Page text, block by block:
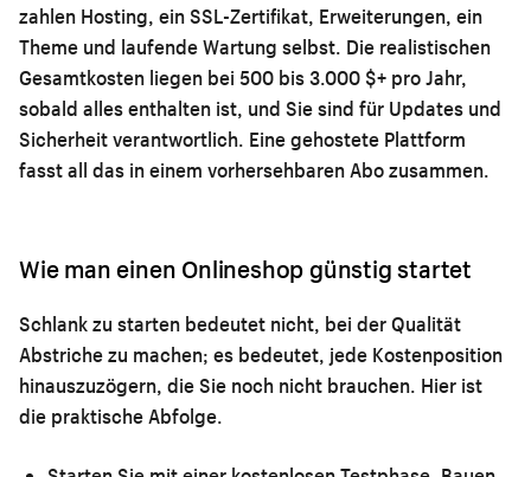
zahlen Hosting, ein SSL-Zertifikat, Erweiterungen, ein
Theme und laufende Wartung selbst. Die realistischen
Gesamtkosten liegen bei 500 bis 3.000 $+ pro Jahr,
sobald alles enthalten ist, und Sie sind für Updates und
Sicherheit verantwortlich. Eine gehostete Plattform
fasst all das in einem vorhersehbaren Abo zusammen.
Wie man einen Onlineshop günstig startet
Schlank zu starten bedeutet nicht, bei der Qualität
Abstriche zu machen; es bedeutet, jede Kostenposition
hinauszuzögern, die Sie noch nicht brauchen. Hier ist
die praktische Abfolge.